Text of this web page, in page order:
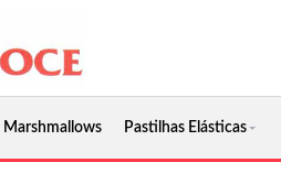
Marshmallows Pastilhas Elásticas